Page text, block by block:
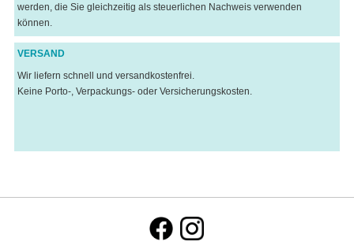
werden, die Sie gleichzeitig als steuerlichen Nachweis verwenden
können.
VERSAND
Wir liefern schnell und versandkostenfrei.
Keine Porto-, Verpackungs- oder Versicherungskosten.